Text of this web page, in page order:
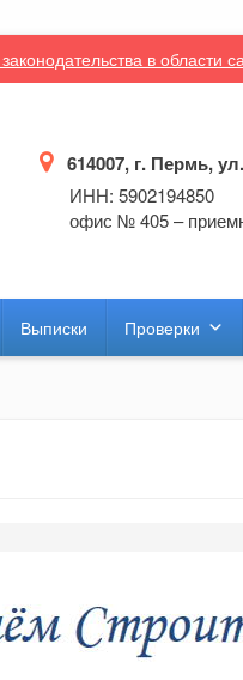
в области
614007, г. Пермь,
ИНН: 5902194850
офис № 405 –
Выписки Проверки